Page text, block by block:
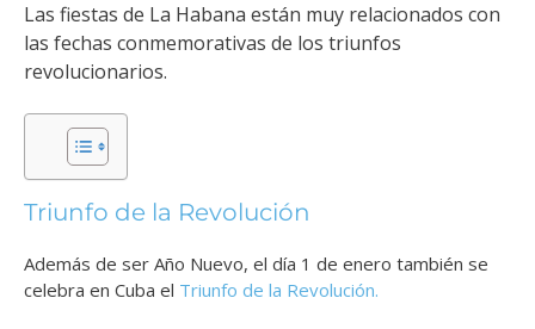
Las fiestas de La Habana están muy relacionados con
las fechas conmemorativas de los triunfos
revolucionarios.
Triunfo de la Revolución
Además de ser Año Nuevo, el día 1 de enero también se
celebra en Cuba el Triunfo de la Revolución.